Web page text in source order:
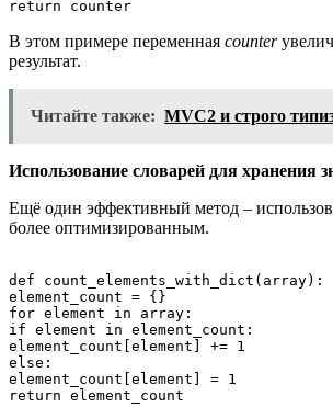
В этом примере переменная counter
результат.
Читайте также: MVC2 и строго
Использование словарей для хранения
Ещё один эффективный метод –
более оптимизированным.
def count_elements_with_dict(array):
element_count = {}
for element in array:
if element in element_count:
element_count[element] += 1
else:
element_count[element] = 1